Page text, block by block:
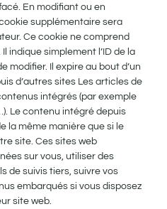
En modifiant ou en
supplémentaire sera
Ce cookie ne comprend
indique simplement l’ID de la
modifier. Il expire au bout d’un
d’autres sites Les articles de
intégrés (par exemple
Le contenu intégré depuis
la même manière que si le
site. Ces sites web
sur vous, utiliser des
de suivis tiers, suivre vos
embarqués si vous disposez
site web.